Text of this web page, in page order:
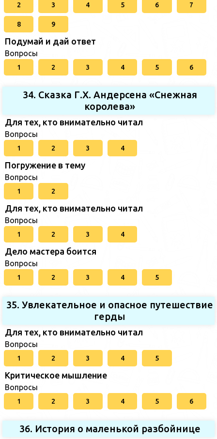
2 3 4 5 6 7
8 9
Подумай и дай ответ
Вопросы
1 2 3 4 5 6
34. Сказка Г.Х. Андерсена «Снежная
королева»
Для тех, кто внимательно читал
Вопросы
1 2 3 4
Погружение в тему
Вопросы
1 2
Для тех, кто внимательно читал
Вопросы
1 2 3 4
Дело мастера боится
Вопросы
1 2 3 4 5
35. Увлекательное и опасное путешествие
герды
Для тех, кто внимательно читал
Вопросы
1 2 3 4 5
Критическое мышление
Вопросы
1 2 3 4 5 6
36. История о маленькой разбойнице